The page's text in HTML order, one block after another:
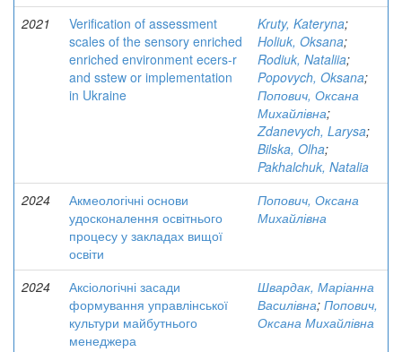
2021
Verification of assessment
scales of the sensory enriched
enriched environment ecers-r
and sstew or implementation
in Ukraine
Kruty, Kateryna;
Holiuk, Oksana;
Rodiuk, Nataliia;
Popovych, Oksana;
Попович, Оксана
Михайлівна;
Zdanevych, Larysa;
Bilska, Olha;
Pakhalchuk, Natalia
2024
Акмеологічні основи
удосконалення освітнього
процесу у закладах вищої
освіти
Попович, Оксана
Михайлівна
2024
Аксіологічні засади
формування управлінської
культури майбутнього
менеджера
Швардак, Маріанна
Василівна; Попович,
Оксана Михайлівна